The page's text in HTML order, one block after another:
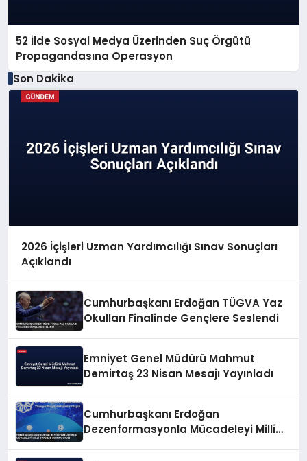
52 İlde Sosyal Medya Üzerinden Suç Örgütü
Propagandasına Operasyon
Son Dakika
2026 İçişleri Uzman Yardımcılığı Sınav Sonuçları
Açıklandı
Cumhurbaşkanı Erdoğan TÜGVA Yaz
Okulları Finalinde Gençlere Seslendi
Emniyet Genel Müdürü Mahmut
Demirtaş 23 Nisan Mesajı Yayınladı
Cumhurbaşkanı Erdoğan
Dezenformasyonla Mücadeleyi Millî